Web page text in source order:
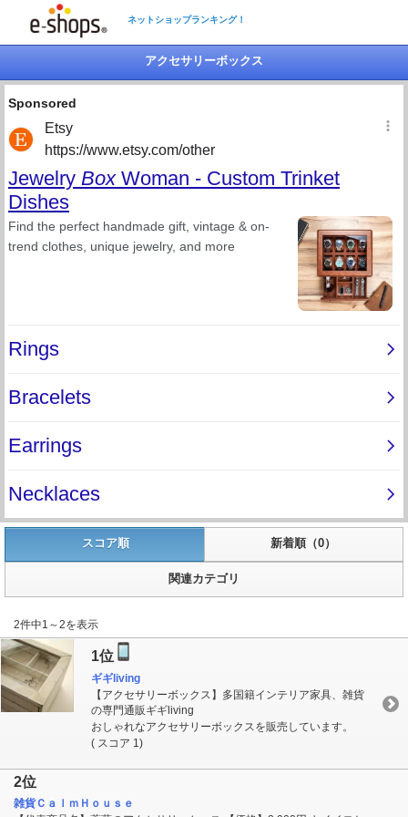
ネットショップランキング！
アクセサリーボックス
スコア順 新着順（0）
関連カテゴリ
2件中1～2を表示
1位
ギギliving
【アクセサリーボックス】多国籍インテリア家具、雑貨
の専門通販ギギliving
おしゃれなアクセサリーボックスを販売しています。
( スコア 1)
2位
雑貨ＣａｌｍＨｏｕｓｅ